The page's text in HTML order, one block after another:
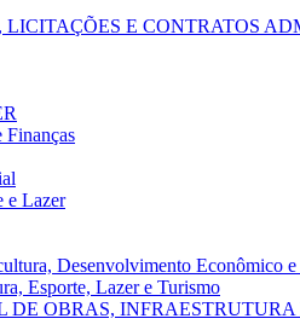
E CONTRATOS
Finanças
e Lazer
Desenvolvimento Econômico
Esporte, Lazer e Turismo
DE OBRAS, INFRAESTRUTURA